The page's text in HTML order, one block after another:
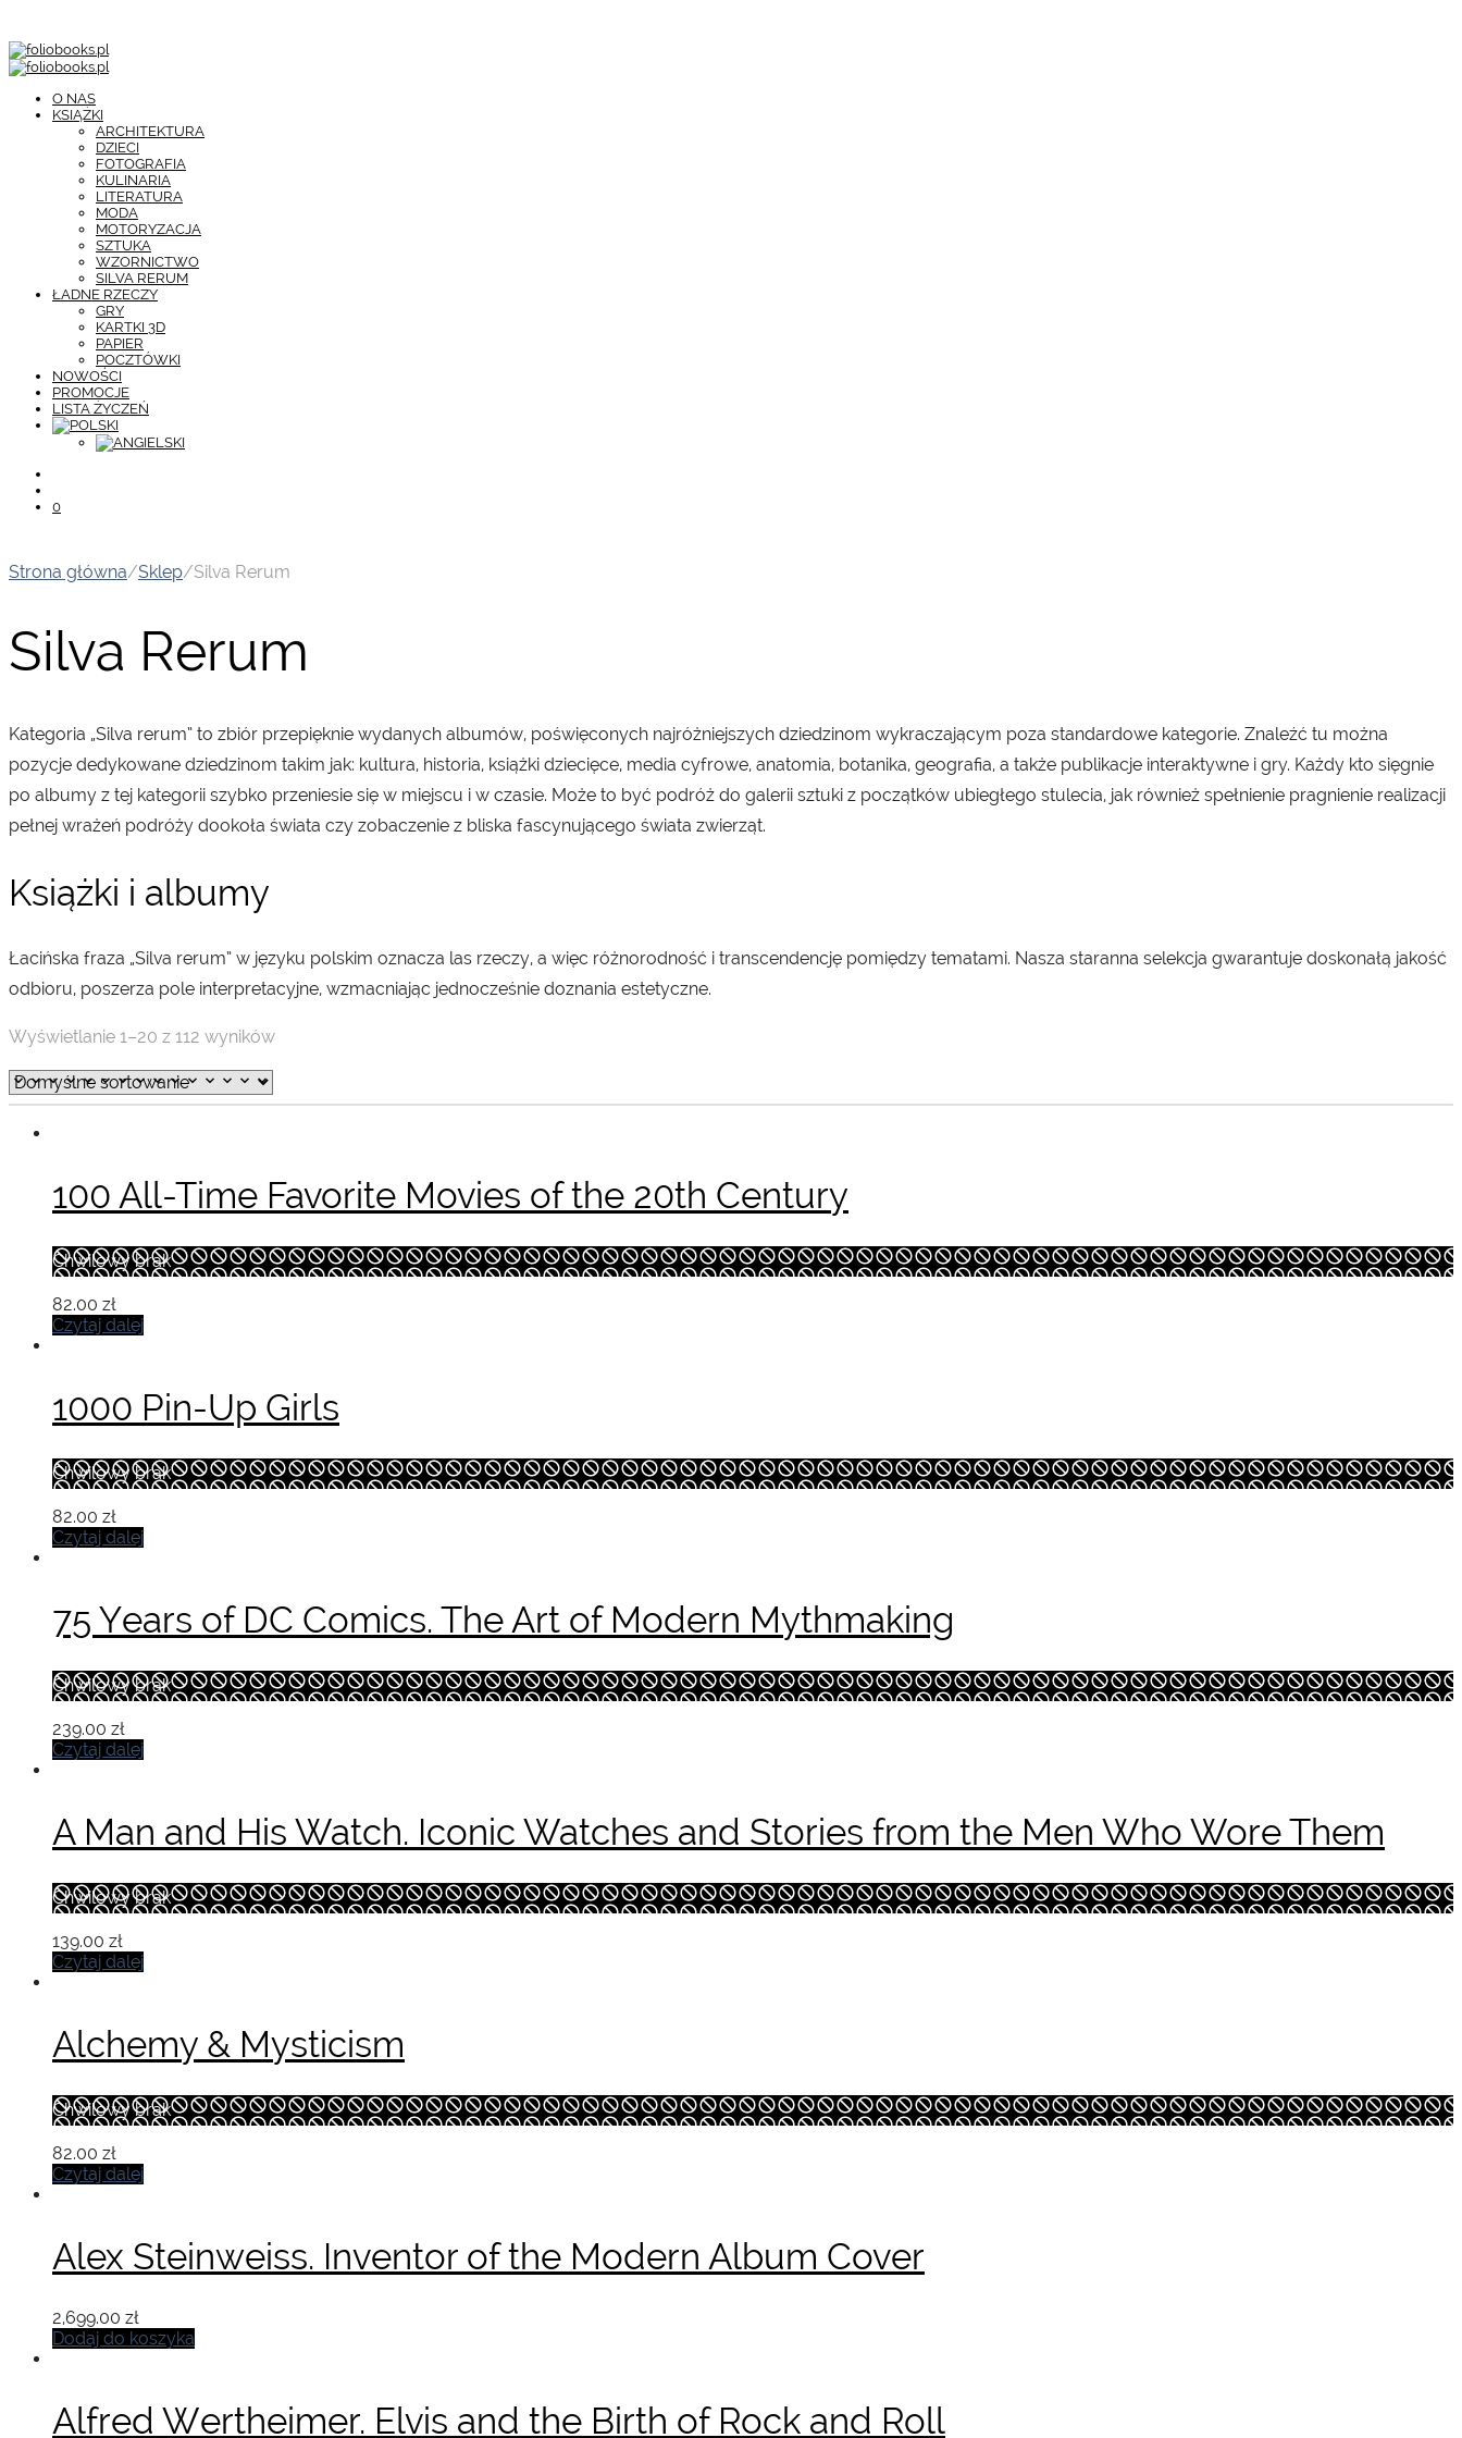
O NAS
KSIĄŻKI
ARCHITEKTURA
DZIECI
FOTOGRAFIA
KULINARIA
LITERATURA
MODA
MOTORYZACJA
SZTUKA
WZORNICTWO
SILVA RERUM
ŁADNE RZECZY
GRY
KARTKI 3D
PAPIER
POCZTÓWKI
NOWOŚCI
PROMOCJE
LISTA ŻYCZEŃ
0
Strona główna/Sklep/Silva Rerum
Silva Rerum
Kategoria „Silva rerum” to zbiór przepięknie wydanych albumów, poświęconych najróżniejszych dziedzinom wykraczającym poza standardowe kategorie. Znaleźć tu można
pozycje dedykowane dziedzinom takim jak: kultura, historia, książki dziecięce, media cyfrowe, anatomia, botanika, geografia, a także publikacje interaktywne i gry. Każdy kto sięgnie
po albumy z tej kategorii szybko przeniesie się w miejscu i w czasie. Może to być podróż do galerii sztuki z początków ubiegłego stulecia, jak również spełnienie pragnienie realizacji
pełnej wrażeń podróży dookoła świata czy zobaczenie z bliska fascynującego świata zwierząt.
Książki i albumy
Łacińska fraza „Silva rerum” w języku polskim oznacza las rzeczy, a więc różnorodność i transcendencję pomiędzy tematami. Nasza staranna selekcja gwarantuje doskonałą jakość
odbioru, poszerza pole interpretacyjne, wzmacniając jednocześnie doznania estetyczne.
Wyświetlanie 1–20 z 112 wyników
100 All-Time Favorite Movies of the 20th Century
Chwilowy brak
82.00 zł
Czytaj dalej
1000 Pin-Up Girls
Chwilowy brak
82.00 zł
Czytaj dalej
75 Years of DC Comics. The Art of Modern Mythmaking
Chwilowy brak
239.00 zł
Czytaj dalej
A Man and His Watch. Iconic Watches and Stories from the Men Who Wore Them
Chwilowy brak
139.00 zł
Czytaj dalej
Alchemy & Mysticism
Chwilowy brak
82.00 zł
Czytaj dalej
Alex Steinweiss. Inventor of the Modern Album Cover
2,699.00 zł
Dodaj do koszyka
Alfred Wertheimer. Elvis and the Birth of Rock and Roll